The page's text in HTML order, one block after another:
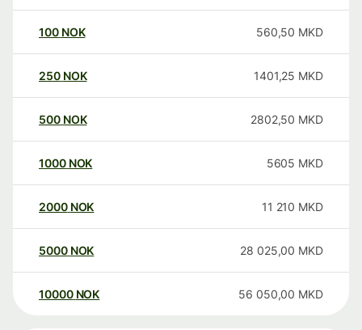
100 NOK 560,50 MKD
250 NOK 1401,25 MKD
500 NOK 2802,50 MKD
1000 NOK 5605 MKD
2000 NOK 11 210 MKD
5000 NOK 28 025,00 MKD
10000 NOK 56 050,00 MKD